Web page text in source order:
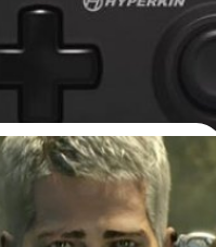
จากผู้สร้าง เดวิล
ยกเลิกแล้ว !!